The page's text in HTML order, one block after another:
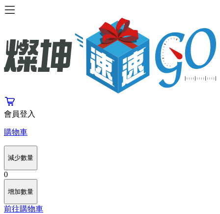
會員登入
購物車
減少數量
0
增加數量
前往購物車